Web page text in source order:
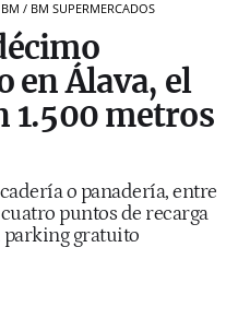
/ BM SUPERMERCADOS
en Álava, el
1.500 metros
o panadería, entre
puntos de recarga
parking gratuito